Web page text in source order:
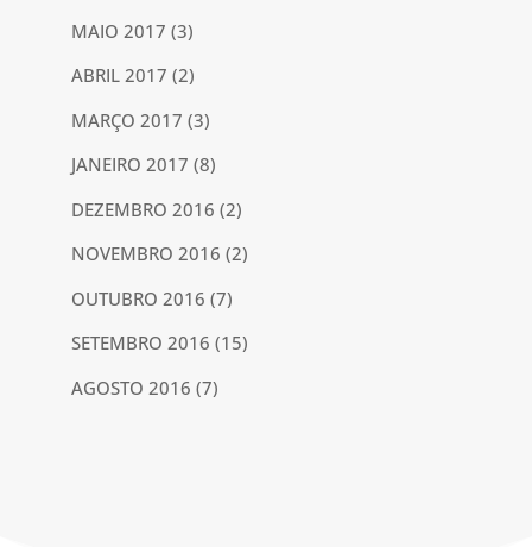
MAIO 2017 (3)
ABRIL 2017 (2)
MARÇO 2017 (3)
JANEIRO 2017 (8)
DEZEMBRO 2016 (2)
NOVEMBRO 2016 (2)
OUTUBRO 2016 (7)
SETEMBRO 2016 (15)
AGOSTO 2016 (7)